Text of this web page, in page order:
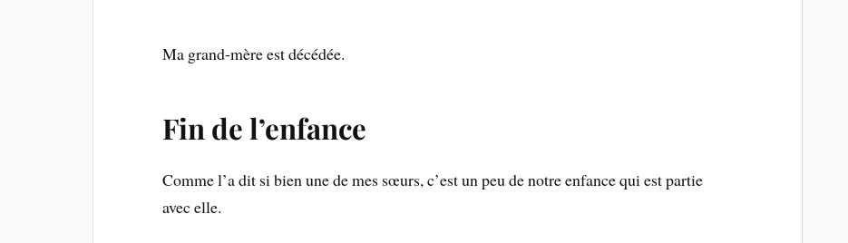
Ma grand-mère est décédée.
Fin de l’enfance
Comme l’a dit si bien une de mes sœurs, c’est un peu de notre enfance qui est partie
avec elle.